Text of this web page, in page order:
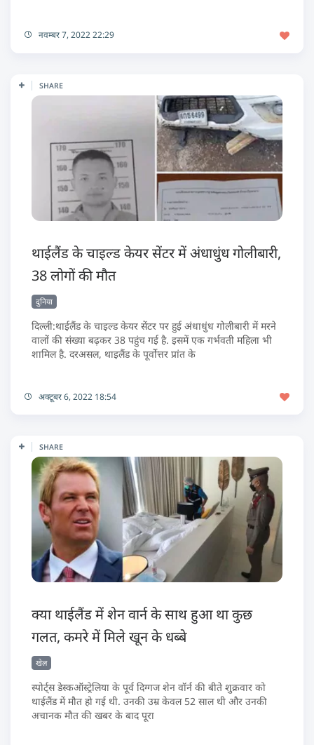
नवम्बर 7, 2022 22:29
SHARE
थाईलैंड के चाइल्ड केयर सेंटर में अंधाधुंध गोलीबारी,
38 लोगों की मौत
दुनिया
दिल्ली:थाईलैंड के चाइल्ड केयर सेंटर पर हुई अंधाधुंध गोलीबारी में मरने
वालों की संख्या बढ़कर 38 पहुंच गई है. इसमें एक गर्भवती महिला भी
शामिल है. दरअसल, थाइलैंड के पूर्वोत्तर प्रांत के
अक्टूबर 6, 2022 18:54
SHARE
क्या थाईलैंड में शेन वार्न के साथ हुआ था कुछ
गलत, कमरे में मिले खून के धब्बे
खेल
स्पोर्ट्स डेस्कऑस्ट्रेलिया के पूर्व दिग्गज शेन वॉर्न की बीते शुक्रवार को
थाईलैंड में मौत हो गई थी. उनकी उम्र केवल 52 साल थी और उनकी
अचानक मौत की खबर के बाद पूरा